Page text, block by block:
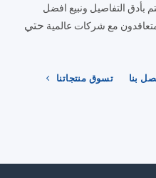
يمكن
اختيار
صفحة
التفاصيل ونبيع افضل
مع شركات عالمية حتي
بنا تسوق منتجاتنا